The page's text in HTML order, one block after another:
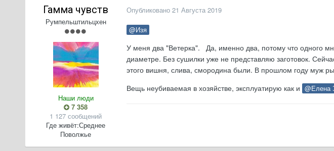
Гамма чувств
Румпельштильцхен
Наши люди
7 358
1 127 сообщений
Где живёт:Среднее
Поволжье
Опубликовано 21 Августа 2019
@Изя
У меня два "Ветерка". Да, именно два, потому что одного
диаметре. Без сушилки уже не представляю заготовок.
этого вишня, слива, смородина были. В прошлом году муж
Вещь неубиваемая в хозяйстве, эксплуатирую как и @Елена